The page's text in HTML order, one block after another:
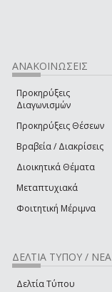
ΑΝΑΚΟΙΝΩΣΕΙΣ
Προκηρύξεις
Διαγωνισμών
Προκηρύξεις Θέσεων
Βραβεία / Διακρίσεις
Διοικητικά Θέματα
Μεταπτυχιακά
Φοιτητική Μέριμνα
ΔΕΛΤΙΑ ΤΥΠΟΥ / ΝΕΑ
Δελτία Τύπου